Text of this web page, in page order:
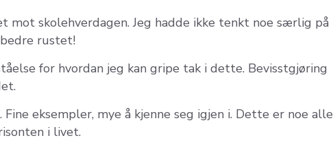
skolehverdagen. Jeg hadde ikke tenkt noe særlig på
rustet!
for hvordan jeg kan gripe tak i dette. Bevisstgjøring
eksempler, mye å kjenne seg igjen i. Dette er noe alle
i livet.